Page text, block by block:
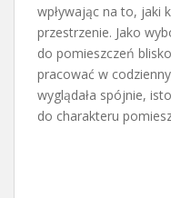
wpływając na to, jaki
przestrzenie. Jako
do pomieszczeń
pracować w
wyglądała spójnie,
do charakteru